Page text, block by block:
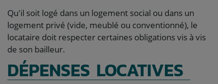
Qu'il soit logé dans un logement social ou dans un
logement privé (vide, meublé ou conventionné), le
locataire doit respecter certaines obligations vis à vis
de son bailleur.
DÉPENSES LOCATIVES